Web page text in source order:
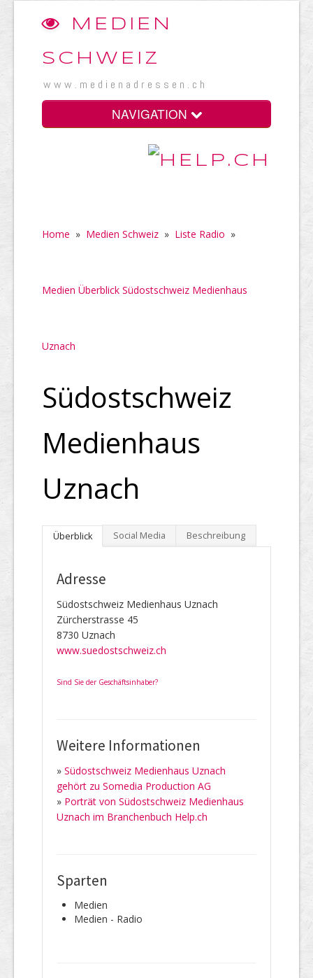
MEDIEN
SCHWEIZ
www.medienadressen.ch
NAVIGATION
Home » Medien Schweiz » Liste Radio »
Medien Überblick Südostschweiz Medienhaus
Uznach
Südostschweiz
Medienhaus
Uznach
Überblick Social Media Beschreibung
Adresse
Südostschweiz Medienhaus Uznach
Zürcherstrasse 45
8730 Uznach
www.suedostschweiz.ch
Sind Sie der Geschäftsinhaber?
Weitere Informationen
» Südostschweiz Medienhaus Uznach
gehört zu Somedia Production AG
» Porträt von Südostschweiz Medienhaus
Uznach im Branchenbuch Help.ch
Sparten
Medien
Medien - Radio